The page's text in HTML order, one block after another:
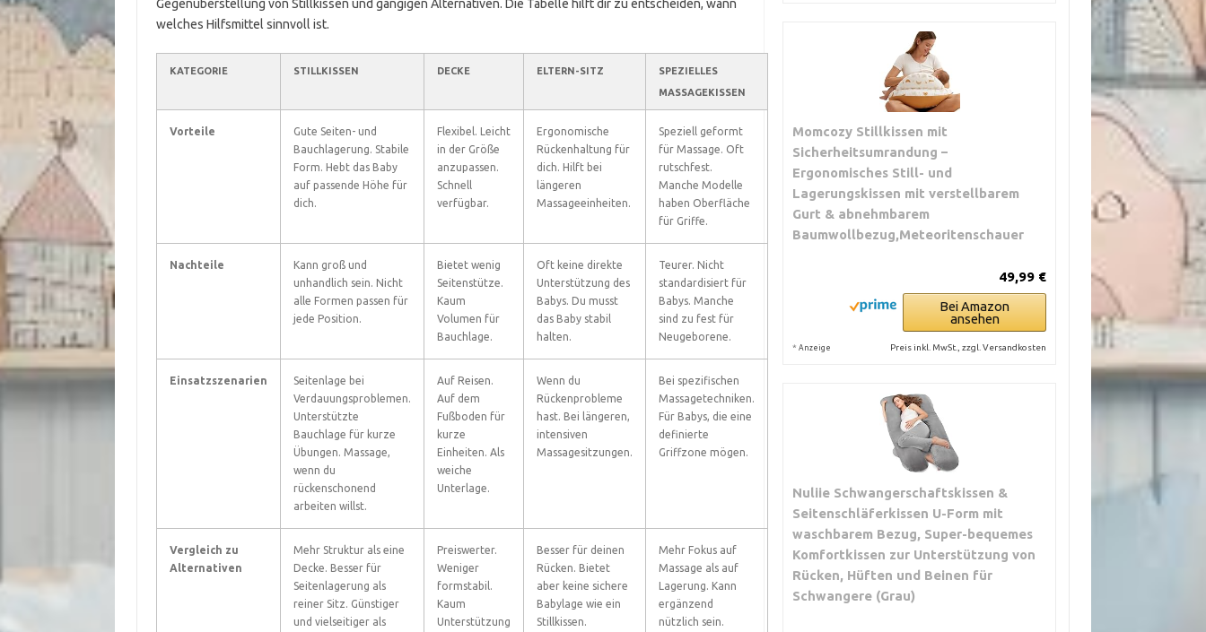
Gegenüberstellung von Stillkissen und gängigen Alternativen. Die Tabelle hilft dir zu entscheiden, wann
welches Hilfsmittel sinnvoll ist.
KATEGORIE STILLKISSEN DECKE ELTERN-SITZ
SPEZIELLES
MASSAGEKISSEN
Vorteile
Gute Seiten- und
Bauchlagerung. Stabile
Form. Hebt das Baby
auf passende Höhe für
dich.
Flexibel. Leicht
in der Größe
anzupassen.
Schnell
verfügbar.
Ergonomische
Rückenhaltung für
dich. Hilft bei
längeren
Massageeinheiten.
Speziell geformt
für Massage. Oft
rutschfest.
Manche Modelle
haben Oberfläche
für Griffe.
Nachteile
Kann groß und
unhandlich sein. Nicht
alle Formen passen für
jede Position.
Bietet wenig
Seitenstütze.
Kaum
Volumen für
Bauchlage.
Oft keine direkte
Unterstützung des
Babys. Du musst
das Baby stabil
halten.
Teurer. Nicht
standardisiert für
Babys. Manche
sind zu fest für
Neugeborene.
Einsatzszenarien
Seitenlage bei
Verdauungsproblemen.
Unterstützte
Bauchlage für kurze
Übungen. Massage,
wenn du
rückenschonend
arbeiten willst.
Auf Reisen.
Auf dem
Fußboden für
kurze
Einheiten. Als
weiche
Unterlage.
Wenn du
Rückenprobleme
hast. Bei längeren,
intensiven
Massagesitzungen.
Bei spezifischen
Massagetechniken.
Für Babys, die eine
definierte
Griffzone mögen.
Vergleich zu
Alternativen
Mehr Struktur als eine
Decke. Besser für
Seitenlagerung als
reiner Sitz. Günstiger
und vielseitiger als
Preiswerter.
Weniger
formstabil.
Kaum
Unterstützung
Besser für deinen
Rücken. Bietet
aber keine sichere
Babylage wie ein
Stillkissen.
Mehr Fokus auf
Massage als auf
Lagerung. Kann
ergänzend
nützlich sein.
Momcozy Stillkissen mit
Sicherheitsumrandung –
Ergonomisches Still- und
Lagerungskissen mit verstellbarem
Gurt & abnehmbarem
Baumwollbezug,Meteoritenschauer
49,99 €
Bei Amazon
ansehen
* Anzeige Preis inkl. MwSt., zzgl. Versandkosten
Nuliie Schwangerschaftskissen &
Seitenschläferkissen U-Form mit
waschbarem Bezug, Super-bequemes
Komfortkissen zur Unterstützung von
Rücken, Hüften und Beinen für
Schwangere (Grau)